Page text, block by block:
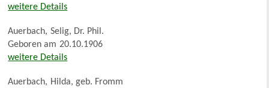
weitere Details
Auerbach, Selig, Dr. Phil.
Geboren am 20.10.1906
weitere Details
Auerbach, Hilda, geb. Fromm